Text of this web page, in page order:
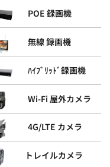
POE 録画機
無線 録画機
ﾊｲﾌﾞﾘｯﾄﾞ録画機
Wi-Fi 屋外カメラ
4G/LTE カメラ
トレイルカメラ